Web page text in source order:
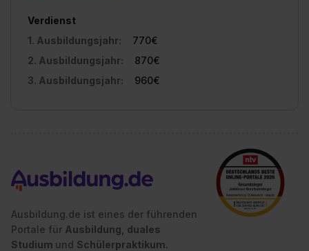
Verdienst
1. Ausbildungsjahr:
770€
2. Ausbildungsjahr:
870€
3. Ausbildungsjahr:
960€
Ausbildung.de ist eines der führenden
Portale für Ausbildung, duales
Studium und Schülerpraktikum.